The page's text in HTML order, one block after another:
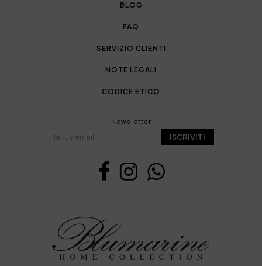
BLOG
FAQ
SERVIZIO CLIENTI
NOTE LEGALI
CODICE ETICO
Newsletter
ISCRIVITI